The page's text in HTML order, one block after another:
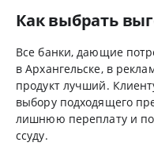
Как выбрать
Все банки, дающие
в Архангельске, в
продукт лучший.
выбору подходящего
лишнюю переплату и
ссуду.